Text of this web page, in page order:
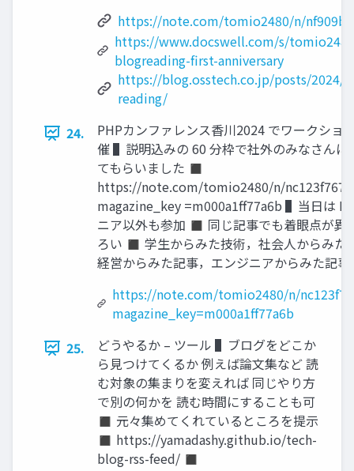
https://note.com/tomio2480/n/
https://www.docswell.com/s/
blogreading-first-anniversary
https://blog.osstech.co.jp/posts/2024/
reading/
24.
PHPカンファレンス香川2024 でワークショ
催 ▌説明込みの 60 分枠で社外のみなさんに
てもらいました ◼
https://note.com/tomio2480/n/
magazine_key =m000a1ff77a6b ▌当日は IT
ニア以外も参加 ◼ 同じ記事でも着眼点が異
ろい ◼ 学生からみた技術，社会人からみ
経営からみた記事，エンジニアからみた記事
https://note.com/tomio2480/n/
magazine_key=m000a1ff77a6b
25.
どうやるか – ツール ▌ブログをどこか
ら見つけてくるか 例えば論文集など 読
む対象の集まりを変えれば 同じやり方
で別の何かを 読む時間にすることも可
◼ 元々集めてくれているところを提示
◼ https://yamadashy.github.io/tech-
blog-rss-feed/ ◼